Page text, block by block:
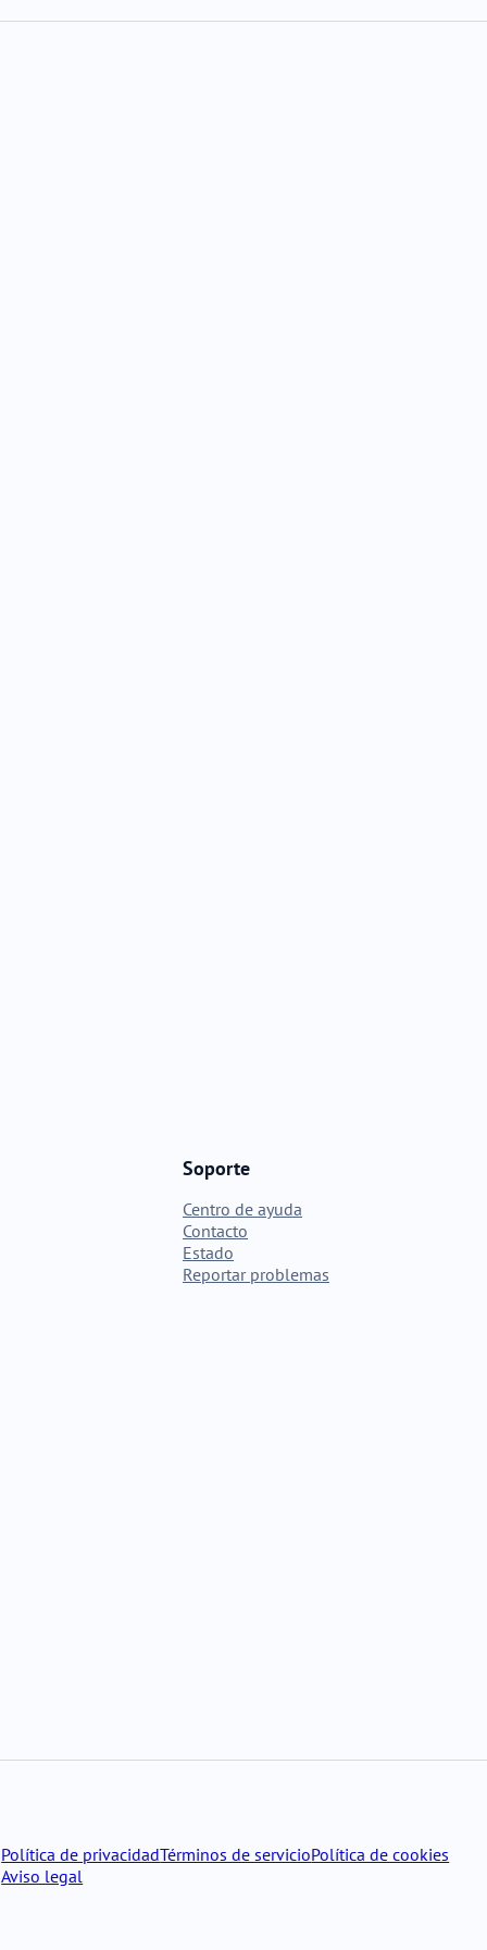
Soporte
Centro de ayuda
Contacto
Estado
Reportar problemas
Política de privacidadTérminos de servicioPolítica de cookies
Aviso legal